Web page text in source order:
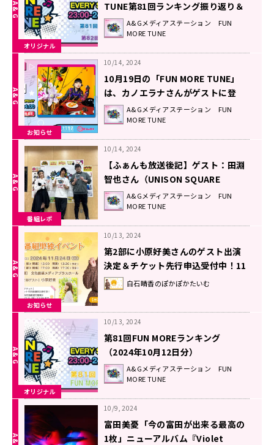
オリジナル
TUNE第81回ランキング振り返り＆
第82回 注目楽曲紹介
A&Gメディアステーション FUN
MORE TUNE
お知らせ
10/14, 2024
10月19日の「FUN MORE TUNE」
は、カノエラナさんがゲストに登
場！ A&Gメディアステーション FUN
MORE TUNE
番組レポ
10/14, 2024
【ふぁんも放送後記】ゲスト：田淵
智也さん（UNISON SQUARE
GARDEN）（2024.10/12 OA #81）
A&Gメディアステーション FUN
MORE TUNE
お知らせ
10/13, 2024
第2部に小原好美さんのゲスト出演
決定＆チケット先行申込受付中！11
月24日（日）『白石晴香のぽかぽか
たいむ』番組イベント
白石晴香のぽかぽかたいむ
オリジナル
10/13, 2024
第81回FUN MOREランキング
（2024年10月12日分）
A&Gメディアステーション FUN
MORE TUNE
10/9, 2024
富田美憂「今の富田が出来る最高の
1枚」ニューアルバム『Violet